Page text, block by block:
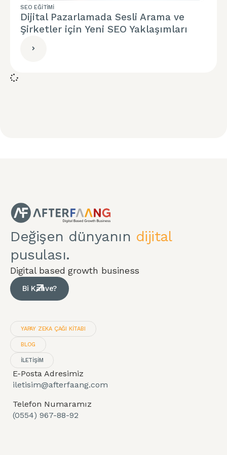
SEO EĞITIMI
Dijital Pazarlamada Sesli Arama ve
Şirketler için Yeni SEO Yaklaşımları
Değişen dünyanın dijital
pusulası.
Digital based growth business
Bi Kahve?
YAPAY ZEKA ÇAĞI KITABI
BLOG
İLETİŞİM
E-Posta Adresimiz
iletisim@afterfaang.com
Telefon Numaramız
(0554) 967-88-92